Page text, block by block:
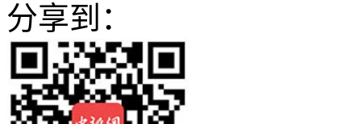
分享到：